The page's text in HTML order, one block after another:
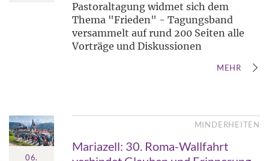
Pastoraltagung widmet sich dem
Thema "Frieden" - Tagungsband
versammelt auf rund 200 Seiten alle
Vorträge und Diskussionen
MEHR
06.
MINDERHEITEN
Mariazell: 30. Roma-Wallfahrt